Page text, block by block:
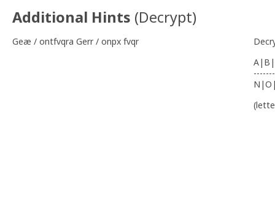
Additional Hints (Decrypt)
Geæ / ontfvqra Gerr / onpx fvqr